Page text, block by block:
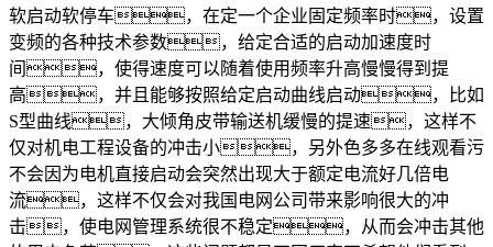
软启动软停车，在定一个企业固定频率时，设置
变频的各种技术参数，给定合适的启动加速度时
间，使得速度可以随着使用频率升高慢慢得到提
高，并且能够按照给定启动曲线启动，比如
S型曲线，大倾角皮带输送机缓慢的提速，这样不
仅对机电工程设备的冲击小，另外色多多在线观看污
不会因为电机直接启动会突然出现大于额定电流好几倍电
流，这样不仅会对我国电网公司带来影响很大的冲
击，使电网管理系统很不稳定，从而会冲击其他